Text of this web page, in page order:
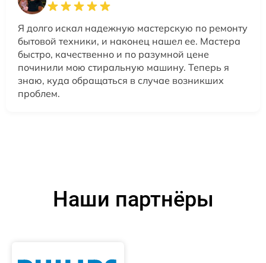
Я долго искал надежную мастерскую по ремонту
бытовой техники, и наконец нашел ее. Мастера
быстро, качественно и по разумной цене
починили мою стиральную машину. Теперь я
знаю, куда обращаться в случае возникших
проблем.
Наши партнёры